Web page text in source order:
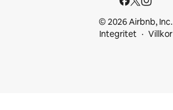
© 2026 Airbnb, Inc.
Integritet
Villkor